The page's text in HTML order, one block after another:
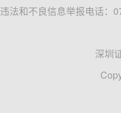
违法和不良信息举报电话：
深圳